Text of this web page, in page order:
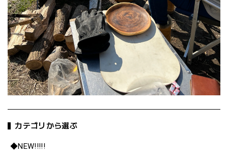
カテゴリから選ぶ
◆NEW!!!!!